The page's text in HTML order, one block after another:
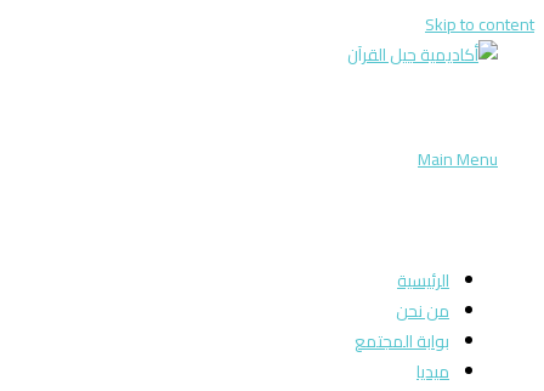
Skip to content
Main Menu
الرئيسية
من نحن
بوابة المجتمع
ميديا